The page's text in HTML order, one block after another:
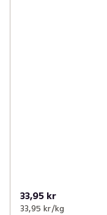
33,95 kr
33,95 kr /kg